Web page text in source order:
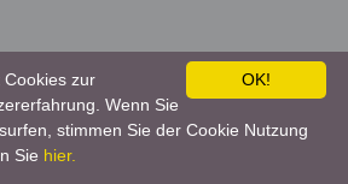
OK!
Cookies zur
Wenn Sie
stimmen Sie der Cookie Nutzung
Sie hier.